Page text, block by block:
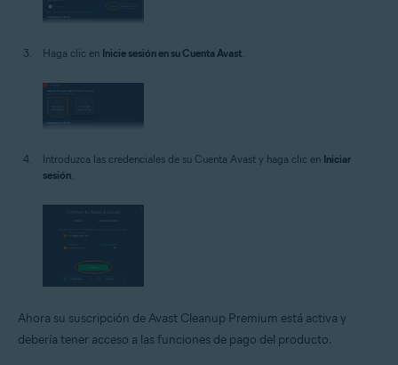
Haga clic en Inicie sesión en su Cuenta Avast.
Introduzca las credenciales de su Cuenta Avast y haga clic en Iniciar
sesión.
Ahora su suscripción de Avast Cleanup Premium está activa y
debería tener acceso a las funciones de pago del producto.